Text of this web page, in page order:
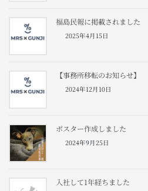
福島民報に掲載されました
2025年4月15日
【事務所移転のお知らせ】
2024年12月10日
ポスター作成しました
2024年9月25日
入社して1年経ちました